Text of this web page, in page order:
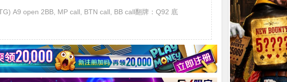
A9 open 2BB, MP call, BTN call, BB call翻牌：Q92 底